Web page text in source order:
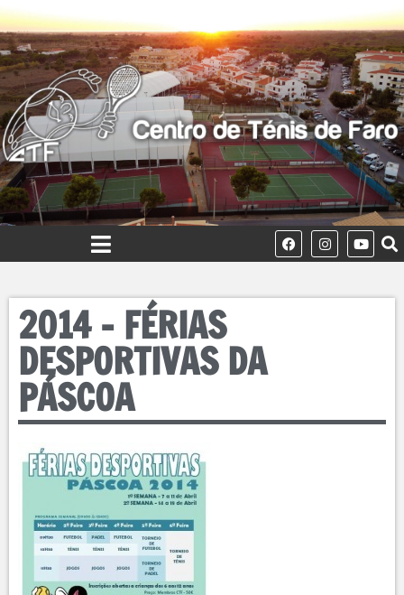
2014 – FÉRIAS
DESPORTIVAS DA
PÁSCOA